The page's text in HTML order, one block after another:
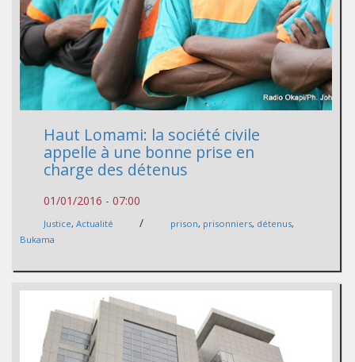
Haut Lomami: la société civile
appelle à une bonne prise en
charge des détenus
01/01/2016 - 07:00
Justice, Actualité / prison, prisonniers, détenus,
Bukama